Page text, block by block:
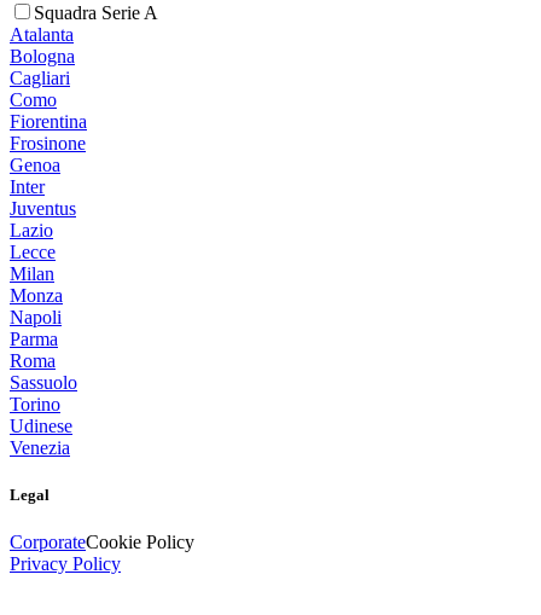
Squadra Serie A
Atalanta
Bologna
Cagliari
Como
Fiorentina
Frosinone
Genoa
Inter
Juventus
Lazio
Lecce
Milan
Monza
Napoli
Parma
Roma
Sassuolo
Torino
Udinese
Venezia
Legal
CorporateCookie Policy
Privacy Policy